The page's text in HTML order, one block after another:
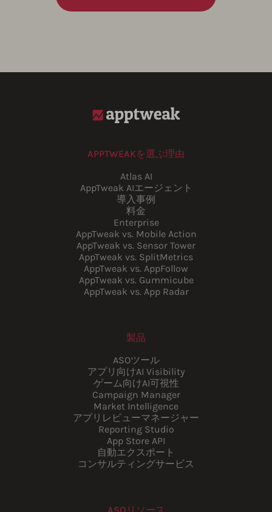
APPTWEAKを選ぶ理由
Atlas AI
AppTweak AIエージェント
導入事例
料金
Enterprise
AppTweak vs. Mobile Action
AppTweak vs. Sensor Tower
AppTweak vs. SplitMetrics
AppTweak vs. AppFollow
AppTweak vs. Gummicube
AppTweak vs. App Radar
製品
ASOツール
アプリ向けAI Visibility
ゲーム向けAI可視性
Campaign Manager
Market Intelligence
アプリレビューマネージャー
Reporting Studio
App Store API
自動エクスポート
コンサルティングサービス